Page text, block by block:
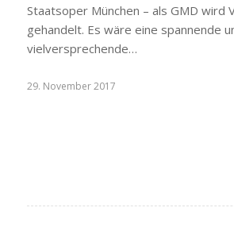
Staatsoper München – als GMD wird
gehandelt. Es wäre eine spannende
vielversprechende…
29. November 2017